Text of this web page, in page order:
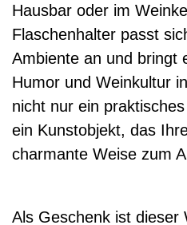
Hausbar oder im
Flaschenhalter passt
Ambiente an und bringt
Humor und Weinkultur
nicht nur ein
ein Kunstobjekt, das
charmante Weise zum
Als Geschenk ist dieser